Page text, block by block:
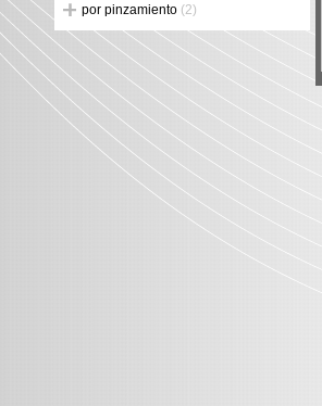
por pinzamiento (2)